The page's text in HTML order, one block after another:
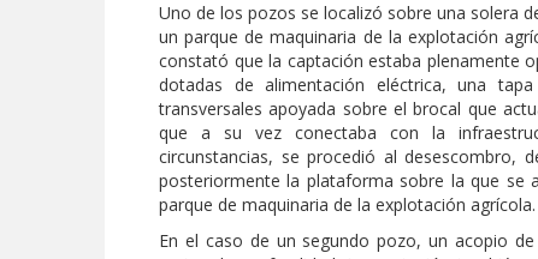
Uno de los pozos se localizó sobre una solera
un parque de maquinaria de la explotación
constató que la captación estaba plenamente
dotadas de alimentación eléctrica, una
transversales apoyada sobre el brocal que
que a su vez conectaba con la
circunstancias, se procedió al desescombro,
posteriormente la plataforma sobre la que se
parque de maquinaria de la explotación agrícola.
En el caso de un segundo pozo, un acopio